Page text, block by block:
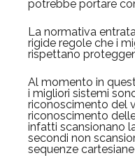
potrebbe portare
La normativa
rigide regole che i
rispettano
Al momento in
i migliori sistemi
riconoscimento del
riconoscimento
infatti scansionano
secondi non
sequenze